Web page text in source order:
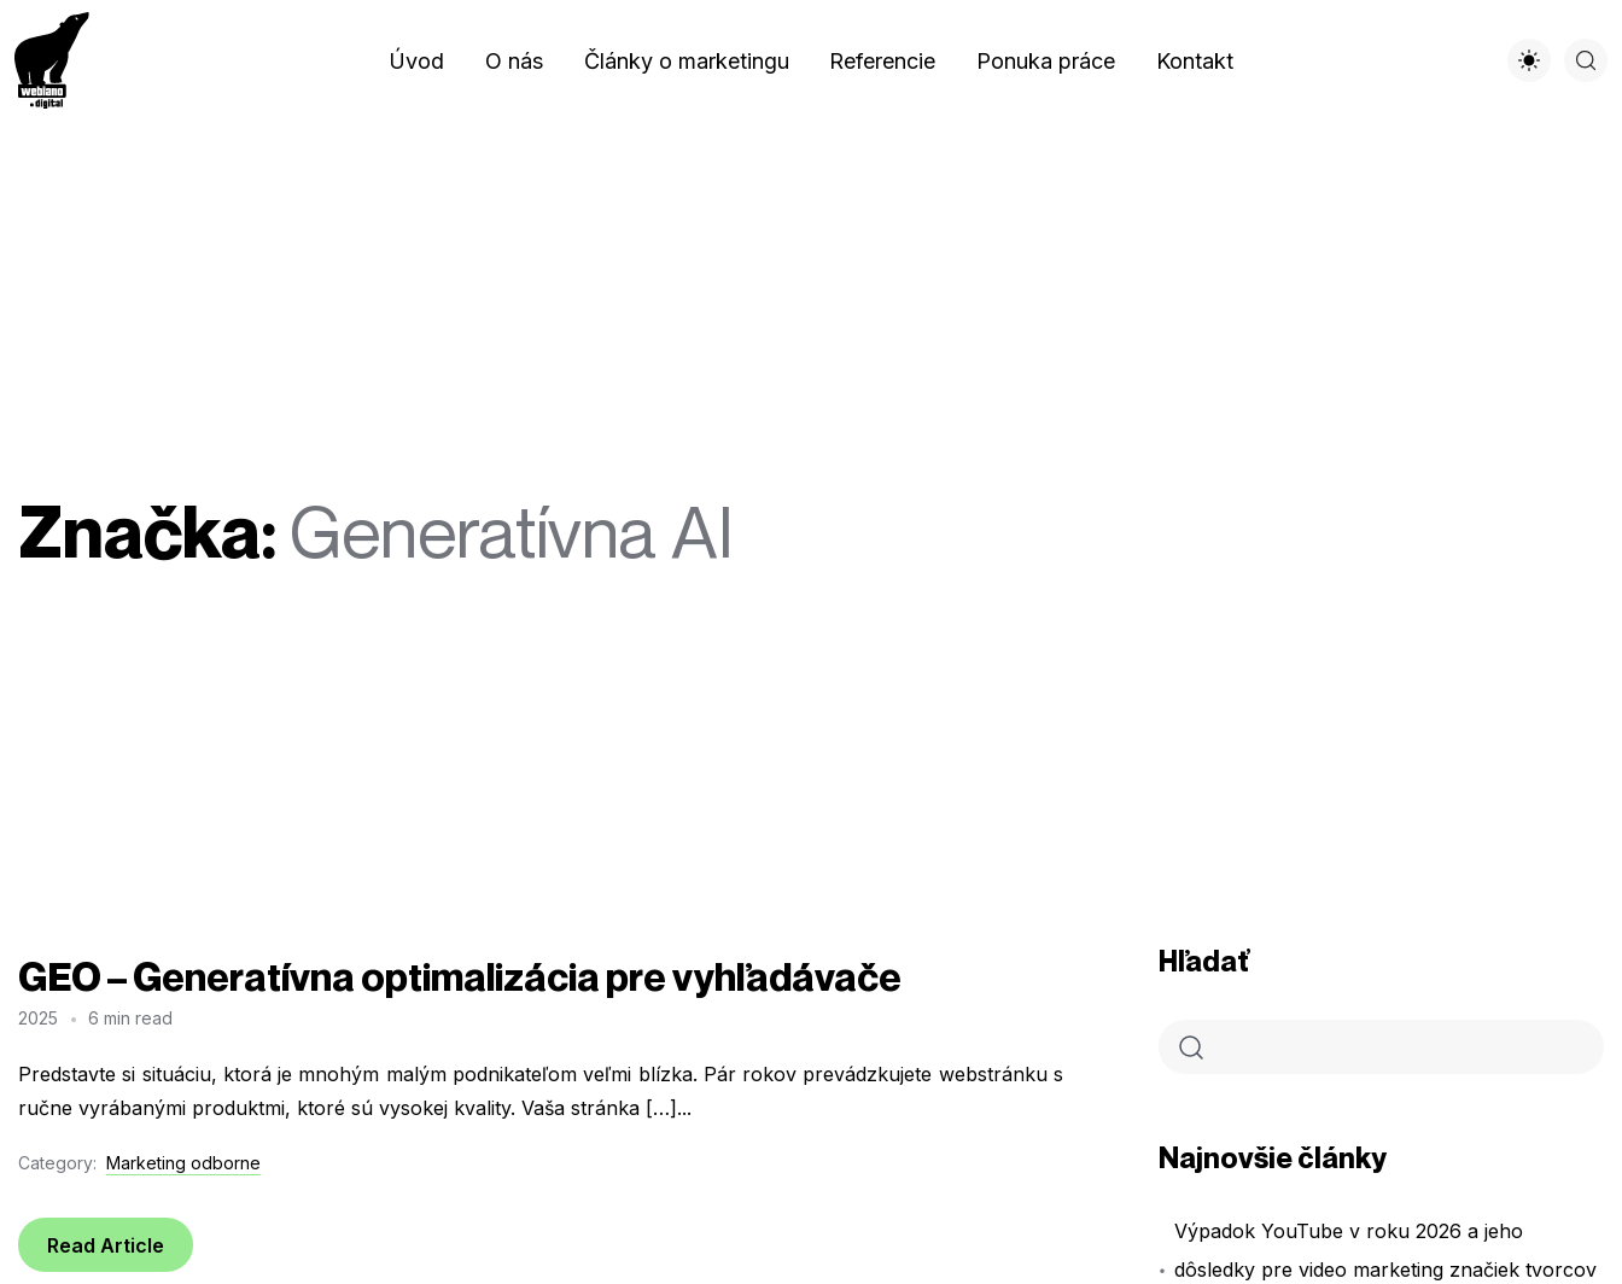
Úvod O nás Články o marketingu Referencie Ponuka práce Kontakt
Značka:Generatívna AI
GEO – Generatívna optimalizácia pre vyhľadávače
2025 6 min read
Predstavte si situáciu, ktorá je mnohým malým podnikateľom veľmi blízka. Pár rokov prevádzkujete webstránku s
ručne vyrábanými produktmi, ktoré sú vysokej kvality. Vaša stránka […]...
Category: Marketing odborne
Read Article
Hľadať
Najnovšie články
Výpadok YouTube v roku 2026 a jeho
dôsledky pre video marketing značiek tvorcov